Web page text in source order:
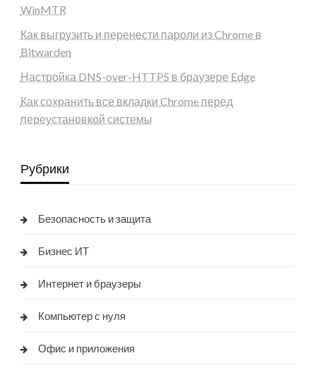
WinMTR
Как выгрузить и перенести пароли из Chrome в
Bitwarden
Настройка DNS-over-HTTPS в браузере Edge
Как сохранить все вкладки Chrome перед
переустановкой системы
Рубрики
Безопасность и защита
Бизнес ИТ
Интернет и браузеры
Компьютер с нуля
Офис и приложения